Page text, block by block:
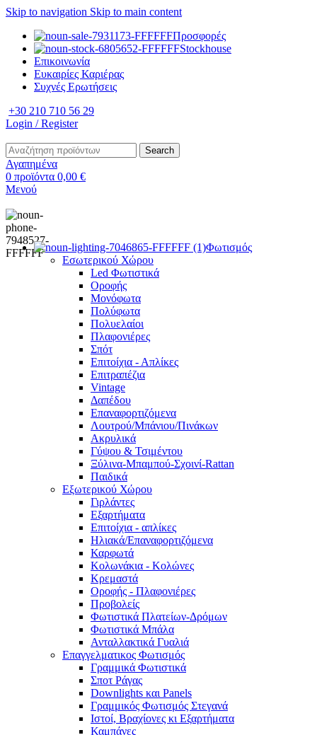
Skip to navigation Skip to main content
Προσφορές
Stockhouse
Επικοινωνία
Ευκαιρίες Καριέρας
Συχνές Ερωτήσεις
+30 210 710 56 29
Login / Register
Search
Αγαπημένα
0 προϊόντα 0,00 €
Μενού
Φωτισμός
Εσωτερικού Χώρου
Led Φωτιστικά
Οροφής
Μονόφωτα
Πολύφωτα
Πολυελαίοι
Πλαφονιέρες
Σπότ
Επιτοίχια - Απλίκες
Επιτραπέζια
Vintage
Δαπέδου
Επαναφορτιζόμενα
Λουτρού/Μπάνιου/Πινάκων
Ακρυλικά
Γύψου & Τσιμέντου
Ξύλινα-Μπαμπού-Σχοινί-Rattan
Παιδικά
Εξωτερικού Χώρου
Γιρλάντες
Εξαρτήματα
Επιτοίχια - απλίκες
Ηλιακά/Επαναφορτιζόμενα
Καρφωτά
Κολωνάκια - Κολώνες
Κρεμαστά
Οροφής - Πλαφονιέρες
Προβολείς
Φωτιστικά Πλατείων-Δρόμων
Φωτιστικά Μπάλα
Ανταλλακτικά Γυαλιά
Επαγγελματικος Φωτισμός
Γραμμικά Φωτιστικά
Σποτ Ράγας
Downlights και Panels
Γραμμικός Φωτισμός Στεγανά
Ιστοί, Βραχίονες κι Εξαρτήματα
Καμπάνες